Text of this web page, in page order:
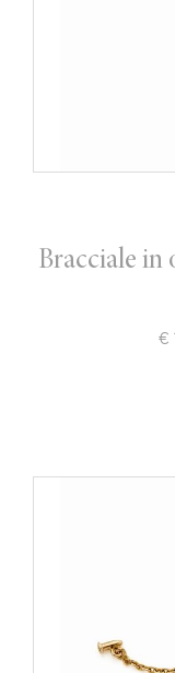
Bracciale in
€